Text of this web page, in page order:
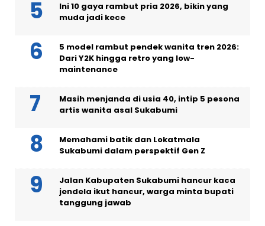
Ini 10 gaya rambut pria 2026, bikin yang
muda jadi kece
5 model rambut pendek wanita tren 2026:
Dari Y2K hingga retro yang low-
maintenance
Masih menjanda di usia 40, intip 5 pesona
artis wanita asal Sukabumi
Memahami batik dan Lokatmala
Sukabumi dalam perspektif Gen Z
Jalan Kabupaten Sukabumi hancur kaca
jendela ikut hancur, warga minta bupati
tanggung jawab